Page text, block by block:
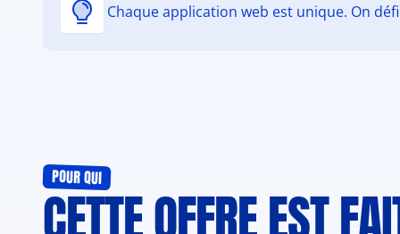
Chaque application web est unique. On
POUR QUI
CETTE OFFRE EST